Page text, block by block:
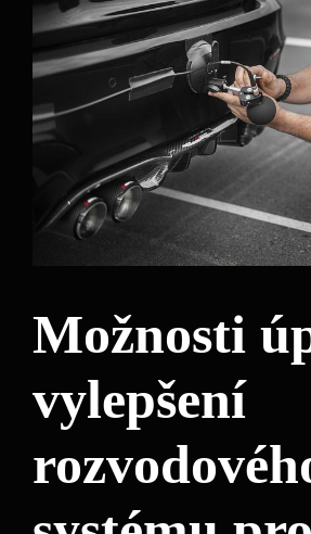
Možnosti
vylepšení